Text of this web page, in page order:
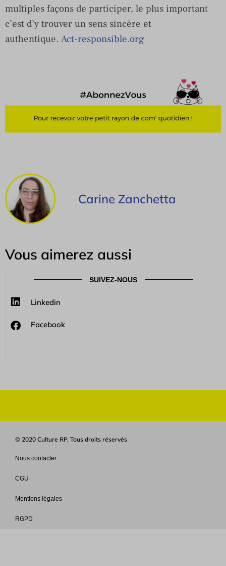
multiples façons de participer, le plus important
c’est d’y trouver un sens sincère et
authentique. Act-responsible.org
Carine Zanchetta
Vous aimerez aussi
SUIVEZ-NOUS
Linkedin
Facebook
© 2020 Culture RP. Tous droits réservés
Nous contacter
CGU
Mentions légales
RGPD